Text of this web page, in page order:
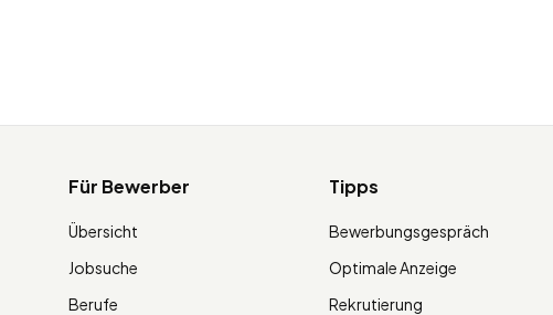
Für Bewerber
Übersicht
Jobsuche
Berufe
Tipps
Bewerbungsgespräch
Optimale Anzeige
Rekrutierung